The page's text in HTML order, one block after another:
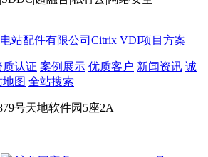
站配件有限公司Citrix VDI项目方案
质认证 案例展示 优质客户 新闻资讯 诚
地图 全站搜索
号天地软件园5座2A